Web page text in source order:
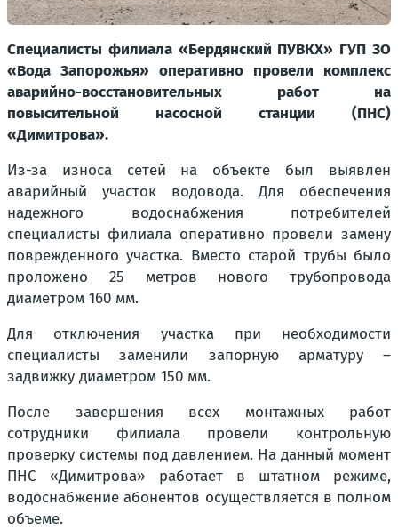
Специалисты филиала «Бердянский ПУВКХ» ГУП ЗО
«Вода Запорожья» оперативно провели комплекс
аварийно-восстановительных работ на
повысительной насосной станции (ПНС)
«Димитрова».
Из-за износа сетей на объекте был выявлен
аварийный участок водовода. Для обеспечения
надежного водоснабжения потребителей
специалисты филиала оперативно провели замену
поврежденного участка. Вместо старой трубы было
проложено 25 метров нового трубопровода
диаметром 160 мм.
Для отключения участка при необходимости
специалисты заменили запорную арматуру –
задвижку диаметром 150 мм.
После завершения всех монтажных работ
сотрудники филиала провели контрольную
проверку системы под давлением. На данный момент
ПНС «Димитрова» работает в штатном режиме,
водоснабжение абонентов осуществляется в полном
объеме.